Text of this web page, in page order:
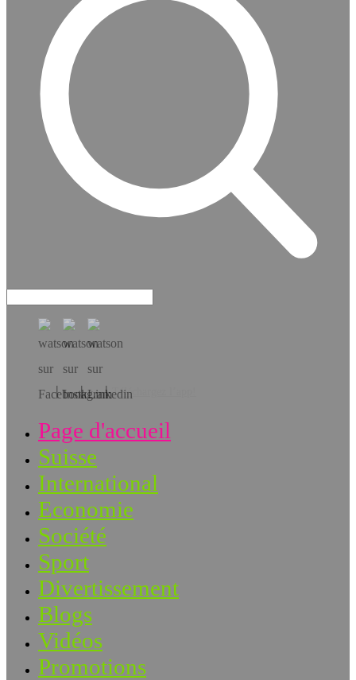
Téléchargez l’app!
Page d'accueil
Suisse
International
Economie
Société
Sport
Divertissement
Blogs
Vidéos
Promotions